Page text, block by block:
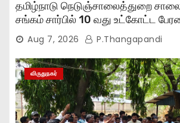
தமிழ்நாடு நெடுஞ்சாலைத்துறை
சங்கம் சார்பில் 10 வது உட்கோட்ட
Aug 7, 2026 P.Thangapandi
விருதுநகர்